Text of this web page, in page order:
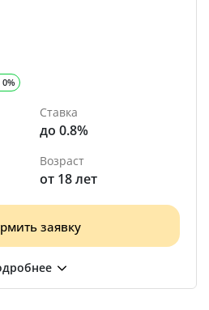
Ставка
до 0.8%
Возраст
от 18 лет
заявку